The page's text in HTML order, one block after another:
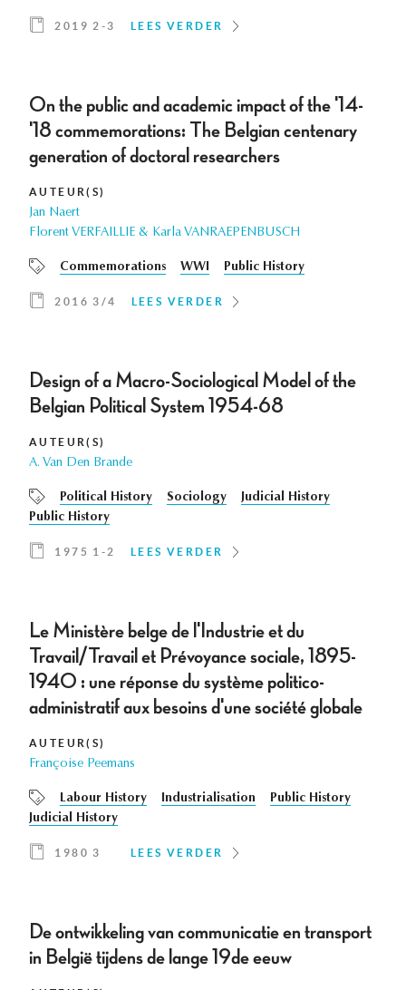
2019 2-3 LEES VERDER
On the public and academic impact of the '14-
'18 commemorations: The Belgian centenary
generation of doctoral researchers
AUTEUR(S)
Jan Naert
Florent VERFAILLIE & Karla VANRAEPENBUSCH
Commemorations WWI Public History
2016 3/4 LEES VERDER
Design of a Macro-Sociological Model of the
Belgian Political System 1954-68
AUTEUR(S)
A. Van Den Brande
Political History Sociology
Judicial History
Public History
1975 1-2 LEES VERDER
Le Ministère belge de l'Industrie et du
Travail/Travail et Prévoyance sociale, 1895-
1940 : une réponse du système politico-
administratif aux besoins d'une société globale
AUTEUR(S)
Françoise Peemans
Labour History Industrialisation
Public History
Judicial History
1980 3 LEES VERDER
De ontwikkeling van communicatie en transport
in België tijdens de lange 19de eeuw